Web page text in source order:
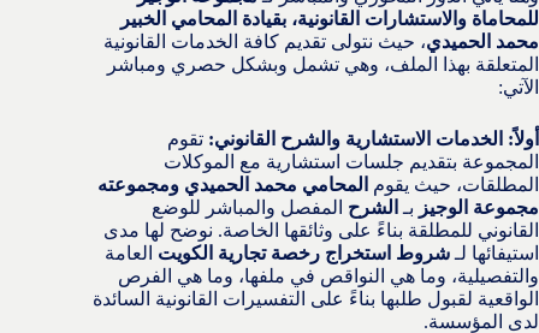
للمحاماة والاستشارات القانونية، بقيادة المحامي الخبير
محمد الحميدي، حيث نتولى تقديم كافة الخدمات القانونية
المتعلقة بهذا الملف، وهي تشمل وبشكل حصري ومباشر
الآتي:
أولاً: الخدمات الاستشارية والشرح القانوني: تقوم
المجموعة بتقديم جلسات استشارية مع الموكلات
المطلقات، حيث يقوم المحامي محمد الحميدي ومجموعته
مجموعة الوجيز بـ الشرح المفصل والمباشر للوضع
القانوني للمطلقة بناءً على وثائقها الخاصة. نوضح لها مدى
استيفائها لـ شروط استخراج رخصة تجارية الكويت العامة
والتفصيلية، وما هي النواقص في ملفها، وما هي الفرص
الواقعية لقبول طلبها بناءً على التفسيرات القانونية السائدة
لدى المؤسسة.